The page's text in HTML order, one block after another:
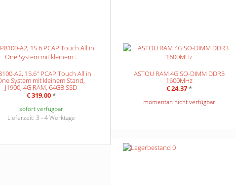
A2, 15.6" PCAP Touch All in
System mit kleinem Stand,
J1900, 4G RAM, 64GB SSD
€ 319,00*
sofort verfügbar
Lieferzeit: 3 - 4 Werktage
ASTOU RAM 4G SO-DIMM DDR3
1600MHz
€ 24,37*
momentan nicht verfügbar